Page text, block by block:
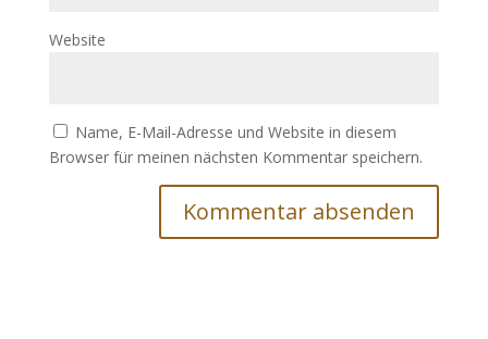
Website
Name, E-Mail-Adresse und Website in diesem
Browser für meinen nächsten Kommentar speichern.